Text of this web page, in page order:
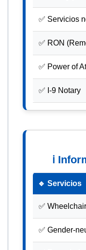
✅ Servicios
✅ RON
✅ Power of
✅ I-9 Notary
ℹ
🔹 Servicios
✅
✅ Gender-